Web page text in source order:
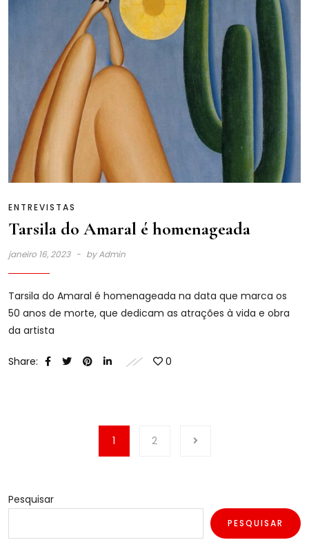
ENTREVISTAS
Tarsila do Amaral é homenageada
janeiro 16, 2023 byAdmin
Tarsila do Amaral é homenageada na data que marca os
50 anos de morte, que dedicam as atrações à vida e obra
da artista
Share: 0
1 2
Pesquisar
PESQUISAR